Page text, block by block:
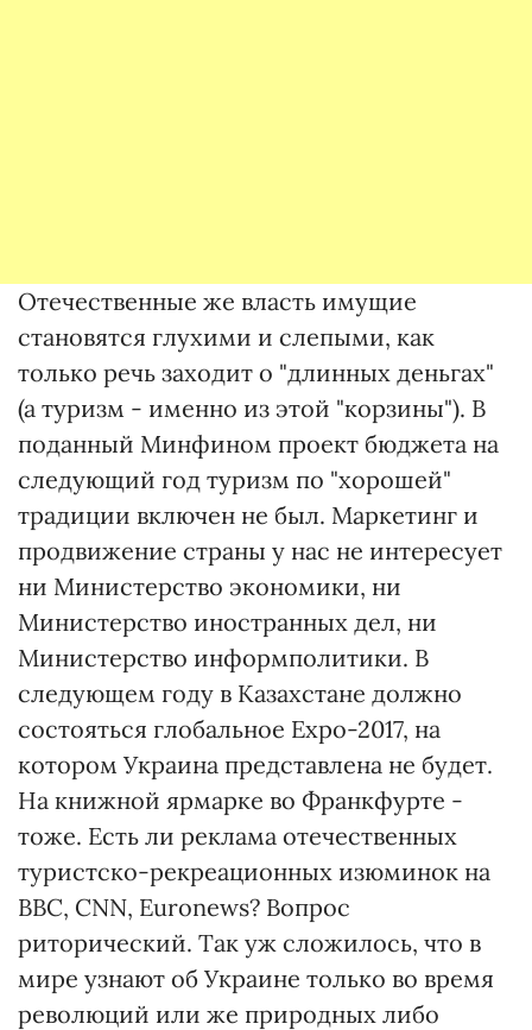
Отечественные же власть имущие
становятся глухими и слепыми, как
только речь заходит о "длинных деньгах"
(а туризм - именно из этой "корзины"). В
поданный Минфином проект бюджета на
следующий год туризм по "хорошей"
традиции включен не был. Маркетинг и
продвижение страны у нас не интересует
ни Министерство экономики, ни
Министерство иностранных дел, ни
Министерство информполитики. В
следующем году в Казахстане должно
состояться глобальное Expo-2017, на
котором Украина представлена не будет.
На книжной ярмарке во Франкфурте -
тоже. Есть ли реклама отечественных
туристско-рекреационных изюминок на
BBC, CNN, Euronews? Вопрос
риторический. Так уж сложилось, что в
мире узнают об Украине только во время
революций или же природных либо